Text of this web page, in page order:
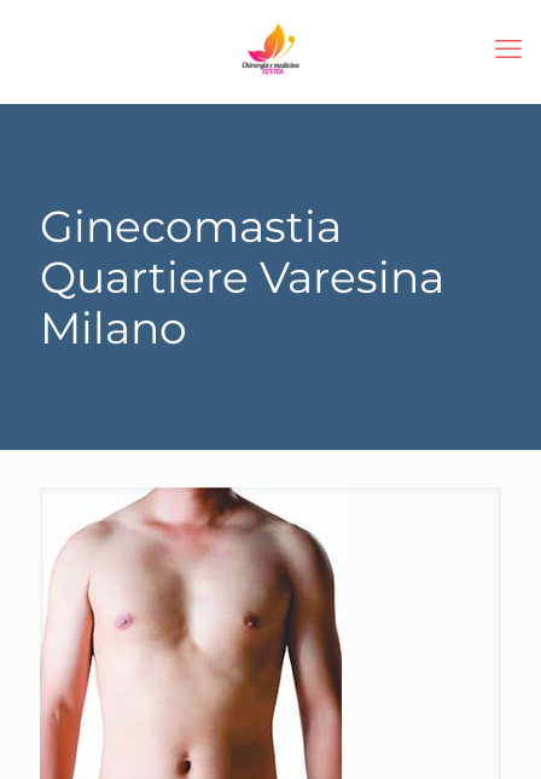
Ginecomastia
Quartiere Varesina
Milano